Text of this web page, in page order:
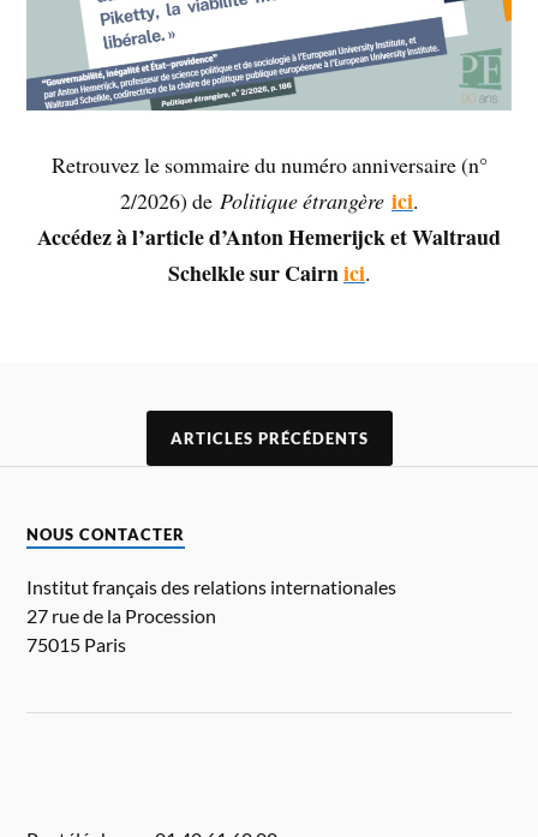
Retrouvez le sommaire du numéro anniversaire (n°
2/2026) de Politique étrangère ici.
Accédez à l’article d’Anton Hemerijck et Waltraud
Schelkle sur Cairnici.
ARTICLES PRÉCÉDENTS
NOUS CONTACTER
Institut français des relations internationales
27 rue de la Procession
75015 Paris